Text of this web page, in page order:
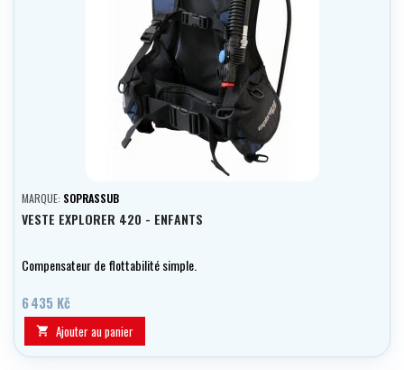
MARQUE: SOPRASSUB
VESTE EXPLORER 420 - ENFANTS
Compensateur de flottabilité simple.
6 435 Kč
 Ajouter au panier